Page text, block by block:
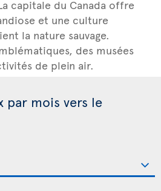
capitale du Canada offre
et une culture
la nature sauvage.
des musées
de plein air.
par mois vers le